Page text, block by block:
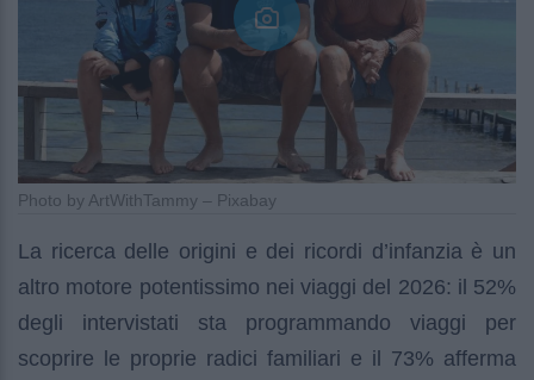
Photo by ArtWithTammy – Pixabay
La ricerca delle origini e dei ricordi d’infanzia è un
altro motore potentissimo nei viaggi del 2026: il 52%
degli intervistati sta programmando viaggi per
scoprire le proprie radici familiari e il 73% afferma